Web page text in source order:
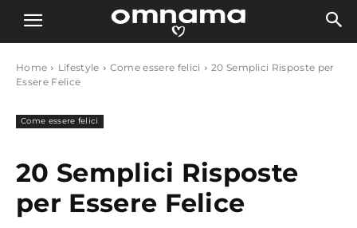
Home Lifestyle Come essere felici
20 Semplici Risposte per
Essere Felice
Come essere felici
20 Semplici Risposte
per Essere Felice